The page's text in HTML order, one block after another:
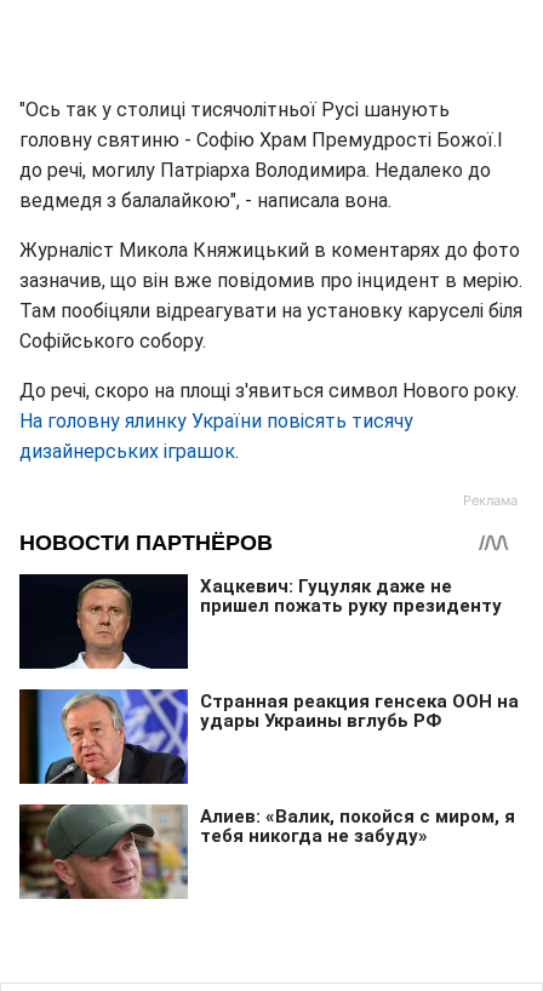
"Ось так у столиці тисячолітньої Русі шанують
головну святиню - Софію Храм Премудрості Божої.І
до речі, могилу Патріарха Володимира. Недалеко до
ведмедя з балалайкою", - написала вона.
Журналіст Микола Княжицький в коментарях до фото
зазначив, що він вже повідомив про інцидент в мерію.
Там пообіцяли відреагувати на установку каруселі біля
Софійського собору.
До речі, скоро на площі з'явиться символ Нового року.
На головну ялинку України повісять тисячу
дизайнерських іграшок.